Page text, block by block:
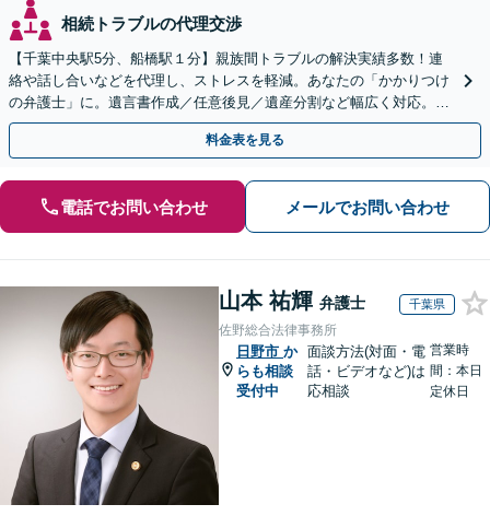
相続トラブルの代理交渉
【千葉中央駅5分、船橋駅１分】親族間トラブルの解決実績多数！連
絡や話し合いなどを代理し、ストレスを軽減。あなたの「かかりつけ
の弁護士」に。遺言書作成／任意後見／遺産分割など幅広く対応。お
気軽にご相談ください！【初回来所相談30分無料】
料金表を見る
電話でお問い合わせ メールでお問い合わせ
山本 祐輝 弁護士 千葉県
佐野総合法律事務所
日野市 か
らも相談
受付中
面談方法(対面・電
話・ビデオなど)は
応相談
営業時
間：本日
定休日